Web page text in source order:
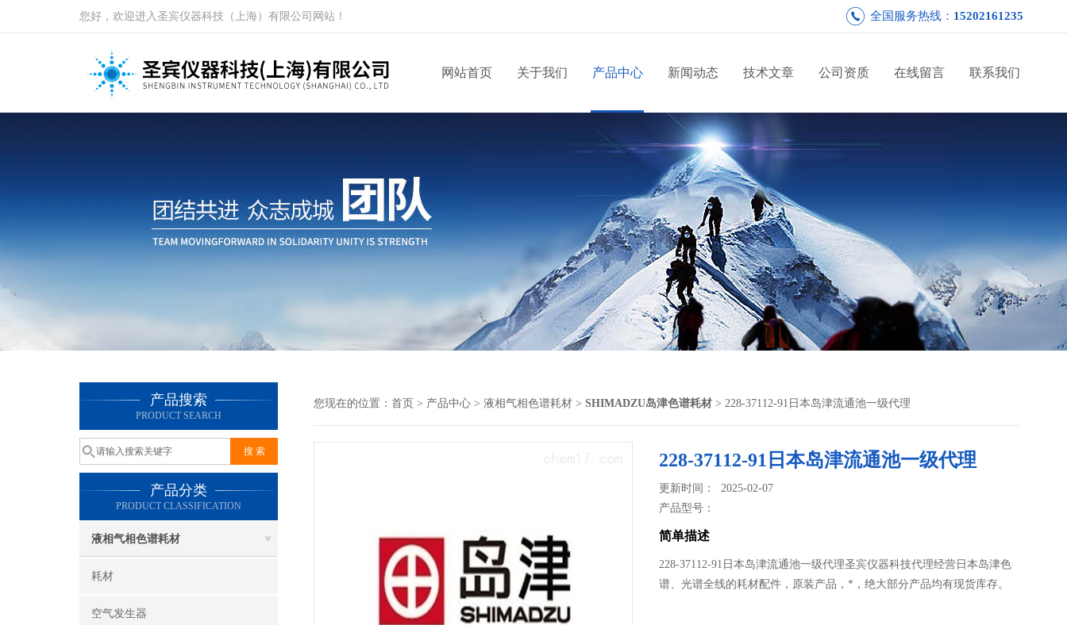
您好，欢迎进入圣宾仪器科技（上海）有限公司网站！ 全国服务热线： 15202161235
网站首页 关于我们 产品中心 新闻动态 技术文章 公司资质 在线留言 联系我们
产品搜索
PRODUCT SEARCH
产品分类
PRODUCT CLASSIFICATION
液相气相色谱耗材
耗材
空气发生器
您现在的位置： 首页 > 产品中心 > 液相气相色谱耗材 > SHIMADZU岛津色谱耗材 > 228-37112-91日本岛津流通池一级代理
228-37112-91日本岛津流通池一级代理
更新时间： 2025-02-07
产品型号：
简单描述
228-37112-91日本岛津流通池一级代理圣宾仪器科技代理经营日本岛津色
谱、光谱全线的耗材配件，原装产品，*，绝大部分产品均有现货库存。